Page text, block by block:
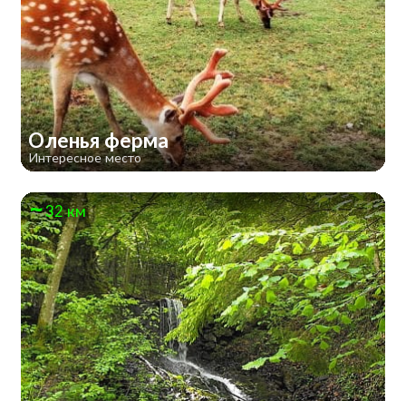
Оленья ферма
Интересное место
32 км